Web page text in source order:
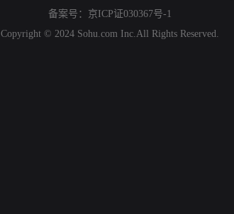
备案号： 京ICP证030367号-1
Copyright © 2024 Sohu.com Inc.All Rights Reserved.